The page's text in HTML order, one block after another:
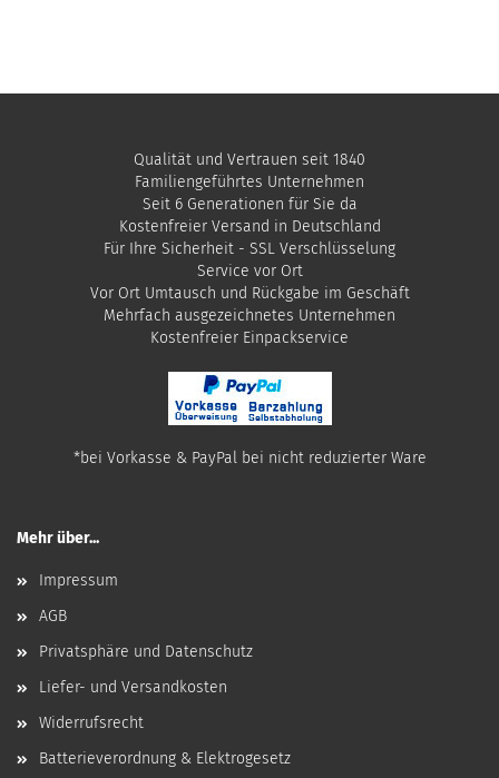
Qualität und Vertrauen seit 1840
Familiengeführtes Unternehmen
Seit 6 Generationen für Sie da
Kostenfreier Versand in Deutschland
Für Ihre Sicherheit - SSL Verschlüsselung
Service vor Ort
Vor Ort Umtausch und Rückgabe im Geschäft
Mehrfach ausgezeichnetes Unternehmen
​Kostenfreier Einpackservice
*bei Vorkasse & PayPal bei nicht reduzierter Ware
Mehr über...
Impressum
AGB
Privatsphäre und Datenschutz
Liefer- und Versandkosten
Widerrufsrecht
Batterieverordnung & Elektrogesetz